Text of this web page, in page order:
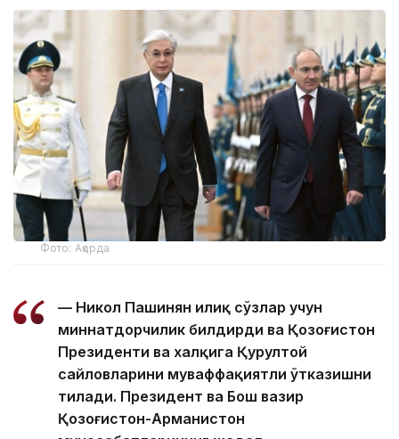
Фото: Ақорда
— Никол Пашинян илиқ сўзлар учун
миннатдорчилик билдирди ва Қозоғистон
Президенти ва халқига Қурултой
сайловларини муваффақиятли ўтказишни
тилади. Президент ва Бош вазир
Қозоғистон-Арманистон